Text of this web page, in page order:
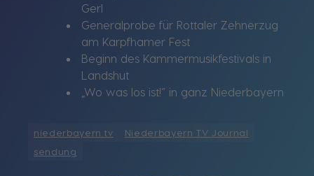
Gerl
Generalprobe für Rottaler Zehnerzug
am Karpfhamer Fest
Beginn des Kammermusikfestivals in
Landshut
„Wo was los ist!“ in ganz Niederbayern
niederbayern tv
Niederbayern TV Journal
sendung